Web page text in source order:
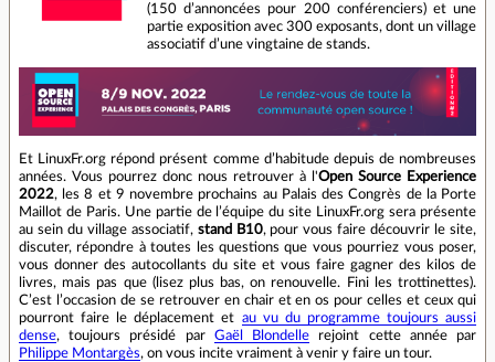
(150 d’annoncées pour 200 conférenciers) et une
partie exposition avec 300 exposants, dont un village
associatif d’une vingtaine de stands.
Et LinuxFr.org répond présent comme d’habitude depuis de nombreuses
années. Vous pourrez donc nous retrouver à l'Open Source Experience
2022, les 8 et 9 novembre prochains au Palais des Congrès de la Porte
Maillot de Paris. Une partie de l’équipe du site LinuxFr.org sera présente
au sein du village associatif, stand B10, pour vous faire découvrir le site,
discuter, répondre à toutes les questions que vous pourriez vous poser,
vous donner des autocollants du site et vous faire gagner des kilos de
livres, mais pas que (lisez plus bas, on renouvelle. Fini les trottinettes).
C’est l’occasion de se retrouver en chair et en os pour celles et ceux qui
pourront faire le déplacement et au vu du programme toujours aussi
dense, toujours présidé par Gaël Blondelle rejoint cette année par
Philippe Montargès, on vous incite vraiment à venir y faire un tour.